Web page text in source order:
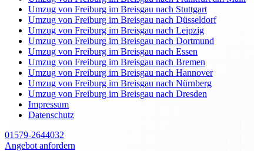
Umzug von Freiburg im Breisgau nach Stuttgart
Umzug von Freiburg im Breisgau nach Düsseldorf
Umzug von Freiburg im Breisgau nach Leipzig
Umzug von Freiburg im Breisgau nach Dortmund
Umzug von Freiburg im Breisgau nach Essen
Umzug von Freiburg im Breisgau nach Bremen
Umzug von Freiburg im Breisgau nach Hannover
Umzug von Freiburg im Breisgau nach Nürnberg
Umzug von Freiburg im Breisgau nach Dresden
Impressum
Datenschutz
01579-2644032
Angebot anfordern